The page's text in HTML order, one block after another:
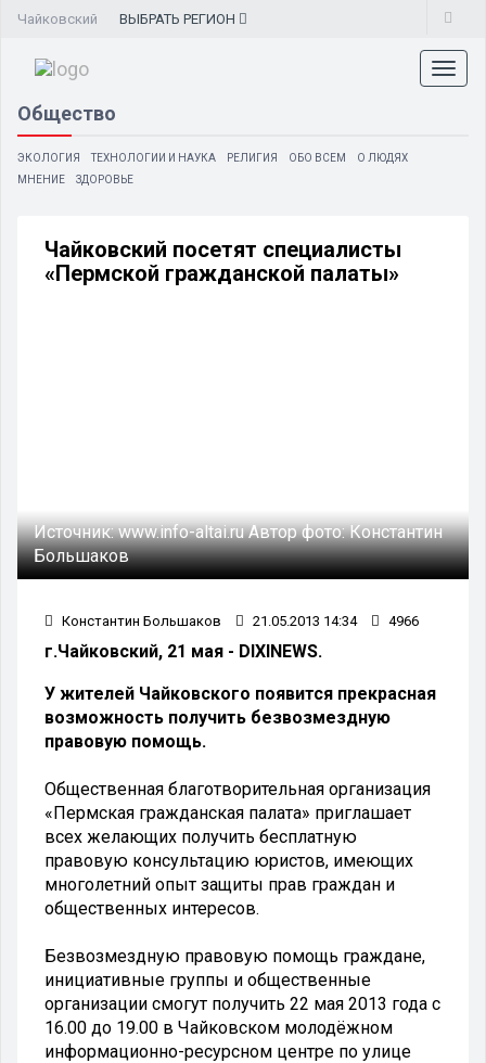
Чайковский ВЫБРАТЬ РЕГИОН
Общество
ЭКОЛОГИЯ ТЕХНОЛОГИИ И НАУКА РЕЛИГИЯ ОБО ВСЕМ
О ЛЮДЯХ
МНЕНИЕ
ЗДОРОВЬЕ
Чайковский посетят специалисты
«Пермской гражданской палаты»
Источник:www.info-altai.ruАвтор фото:Константин
Большаков
Константин Большаков 21.05.2013 14:34 4966
г.Чайковский, 21 мая - DIXINEWS.
У жителей Чайковского появится прекрасная
возможность получить безвозмездную
правовую помощь.
Общественная благотворительная организация
«Пермская гражданская палата» приглашает
всех желающих получить бесплатную
правовую консультацию юристов, имеющих
многолетний опыт защиты прав граждан и
общественных интересов.
Безвозмездную правовую помощь граждане,
инициативные группы и общественные
организации смогут получить 22 мая 2013 года с
16.00 до 19.00 в Чайковском молодёжном
информационно-ресурсном центре по улице